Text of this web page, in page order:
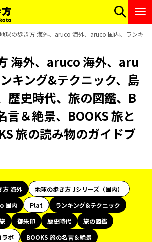
地球の歩き方 海外、aruco 海外、aruco 国内、ランキ
海外、aruco 海外、aru
キング&テクニック、島
歴史時代、旅の図鑑、B
言＆絶景、BOOKS 旅と
旅の読み物のガイドブ
方 海外
地球の歩き方 Jシリーズ（国内）
国内 Plat
ランキング&テクニック
御朱印 歴史時代
旅の図鑑
ラボ
BOOKS 旅の名言＆絶景